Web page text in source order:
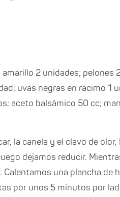
2 unidades; pelones
uvas negras en racimo 1
aceto balsámico 50 cc;
la canela y el clavo de
dejamos reducir.
una plancha de
por unos 5 minutos por